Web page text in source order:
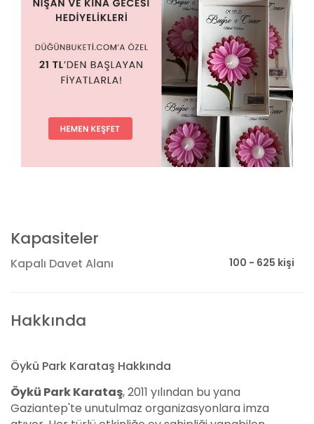
Kapasiteler
Kapalı Davet Alanı 100 - 625 kişi
Hakkında
Öykü Park Karataş Hakkında
Öykü Park Karataş, 2011 yılından bu yana
Gaziantep'te unutulmaz organizasyonlara imza